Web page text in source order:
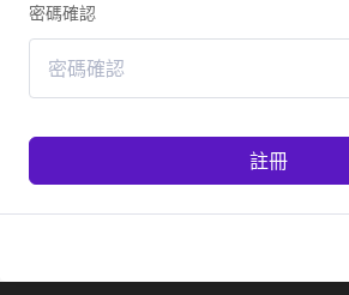
密碼確認
註冊